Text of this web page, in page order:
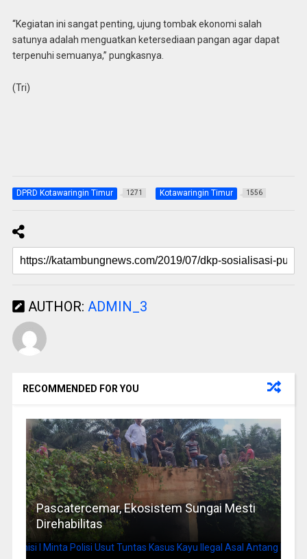
“Kegiatan ini sangat penting, ujung tombak ekonomi salah
satunya adalah menguatkan ketersediaan pangan agar dapat
terpenuhi semuanya,” pungkasnya.
(Tri)
DPRD Kotawaringin Timur 1271 Kotawaringin Timur 1556
AUTHOR: ADMIN_3
RECOMMENDED FOR YOU
Pascatercemar, Ekosistem Sungai Mesti
Direhabilitas